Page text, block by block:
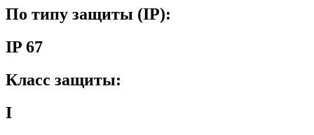
По типу защиты (IP):
IP 67
Класс защиты:
I